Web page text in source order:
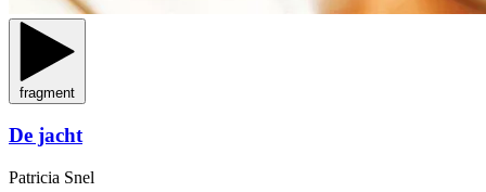
fragment
De jacht
Patricia Snel